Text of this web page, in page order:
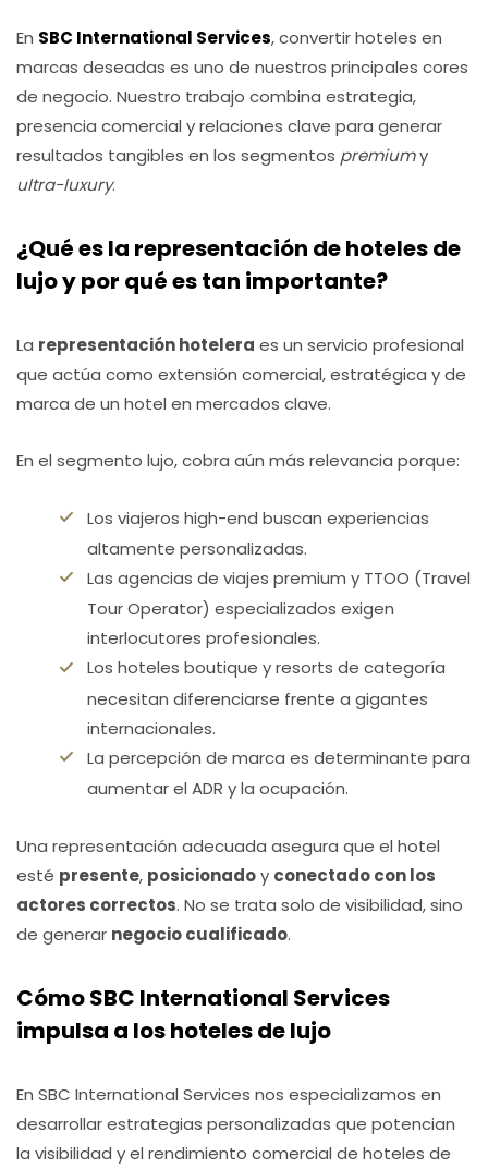
En SBC International Services, convertir hoteles en
marcas deseadas es uno de nuestros principales cores
de negocio. Nuestro trabajo combina estrategia,
presencia comercial y relaciones clave para generar
resultados tangibles en los segmentos premiumy
ultra-luxury.
¿Qué es la representación de hoteles de
lujo y por qué es tan importante?
La representación hotelera es un servicio profesional
que actúa como extensión comercial, estratégica y de
marca de un hotel en mercados clave.
En el segmento lujo, cobra aún más relevancia porque:
Los viajeros high-end buscan experiencias
altamente personalizadas.
Las agencias de viajes premium y TTOO (Travel
Tour Operator) especializados exigen
interlocutores profesionales.
Los hoteles boutique y resorts de categoría
necesitan diferenciarse frente a gigantes
internacionales.
La percepción de marca es determinante para
aumentar el ADR y la ocupación.
Una representación adecuada asegura que el hotel
esté presente, posicionadoy conectado con los
actores correctos. No se trata solo de visibilidad, sino
de generar negocio cualificado.
Cómo SBC International Services
impulsa a los hoteles de lujo
En SBC International Services nos especializamos en
desarrollar estrategias personalizadas que potencian
la visibilidad y el rendimiento comercial de hoteles de